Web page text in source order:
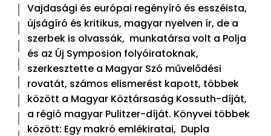
Vajdasági és európai regényíró és esszéista,
újságíró és kritikus, magyar nyelven ír, de a
szerbek is olvassák, munkatársa volt a Polja
és az Új Symposion folyóiratoknak,
szerkesztette a Magyar Szó művelődési
rovatát, számos elismerést kapott, többek
között a Magyar Köztársaság Kossuth-díját,
a régió magyar Pulitzer-díját. Könyvei többek
között: Egy makró emlékiratai, Dupla